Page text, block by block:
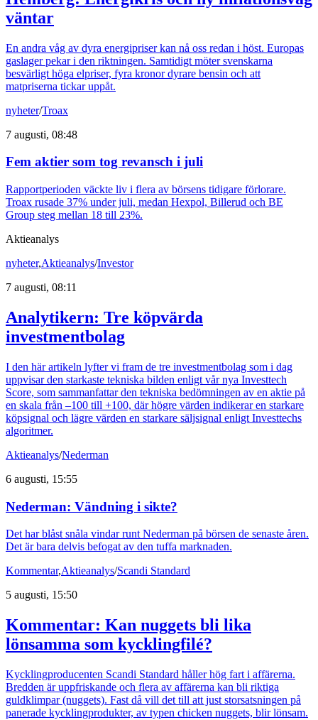
väntar
En andra våg av dyra energipriser kan nå oss redan i höst. Europas
gaslager pekar i den riktningen. Samtidigt möter svenskarna
besvärligt höga elpriser, fyra kronor dyrare bensin och att
matpriserna tickar uppåt.
nyheter/Troax
7 augusti, 08:48
Fem aktier som tog revansch i juli
Rapportperioden väckte liv i flera av börsens tidigare förlorare.
Troax rusade 37% under juli, medan Hexpol, Billerud och BE
Group steg mellan 18 till 23%.
Aktieanalys
nyheter,Aktieanalys/Investor
7 augusti, 08:11
Analytikern: Tre köpvärda
investmentbolag
I den här artikeln lyfter vi fram de tre investmentbolag som i dag
uppvisar den starkaste tekniska bilden enligt vår nya Investtech
Score, som sammanfattar den tekniska bedömningen av en aktie på
en skala från –100 till +100, där högre värden indikerar en starkare
köpsignal och lägre värden en starkare säljsignal enligt Investtechs
algoritmer.
Aktieanalys/Nederman
6 augusti, 15:55
Nederman: Vändning i sikte?
Det har blåst snåla vindar runt Nederman på börsen de senaste åren.
Det är bara delvis befogat av den tuffa marknaden.
Kommentar,Aktieanalys/Scandi Standard
5 augusti, 15:50
Kommentar: Kan nuggets bli lika
lönsamma som kycklingfilé?
Kycklingproducenten Scandi Standard håller hög fart i affärerna.
Bredden är uppfriskande och flera av affärerna kan bli riktiga
guldklimpar (nuggets). Fast då vill det till att just storsatsningen på
panerade kycklingprodukter, av typen chicken nuggets, blir lönsam.